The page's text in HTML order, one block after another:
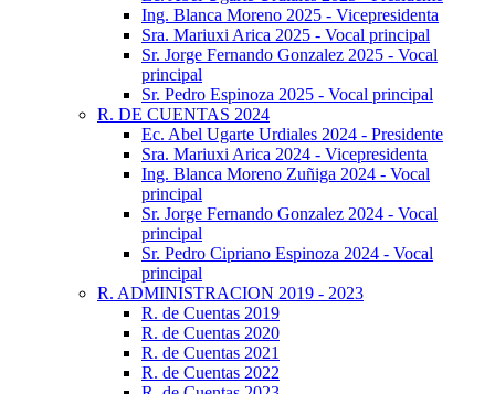
Ing. Blanca Moreno 2025 - Vicepresidenta
Sra. Mariuxi Arica 2025 - Vocal principal
Sr. Jorge Fernando Gonzalez 2025 - Vocal
principal
Sr. Pedro Espinoza 2025 - Vocal principal
R. DE CUENTAS 2024
Ec. Abel Ugarte Urdiales 2024 - Presidente
Sra. Mariuxi Arica 2024 - Vicepresidenta
Ing. Blanca Moreno Zuñiga 2024 - Vocal
principal
Sr. Jorge Fernando Gonzalez 2024 - Vocal
principal
Sr. Pedro Cipriano Espinoza 2024 - Vocal
principal
R. ADMINISTRACION 2019 - 2023
R. de Cuentas 2019
R. de Cuentas 2020
R. de Cuentas 2021
R. de Cuentas 2022